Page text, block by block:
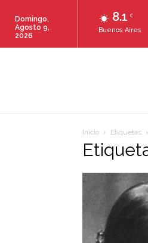
8.1 C
Buenos Aires
Domingo,
Agosto 9,
2026
Inicio Etiquetas